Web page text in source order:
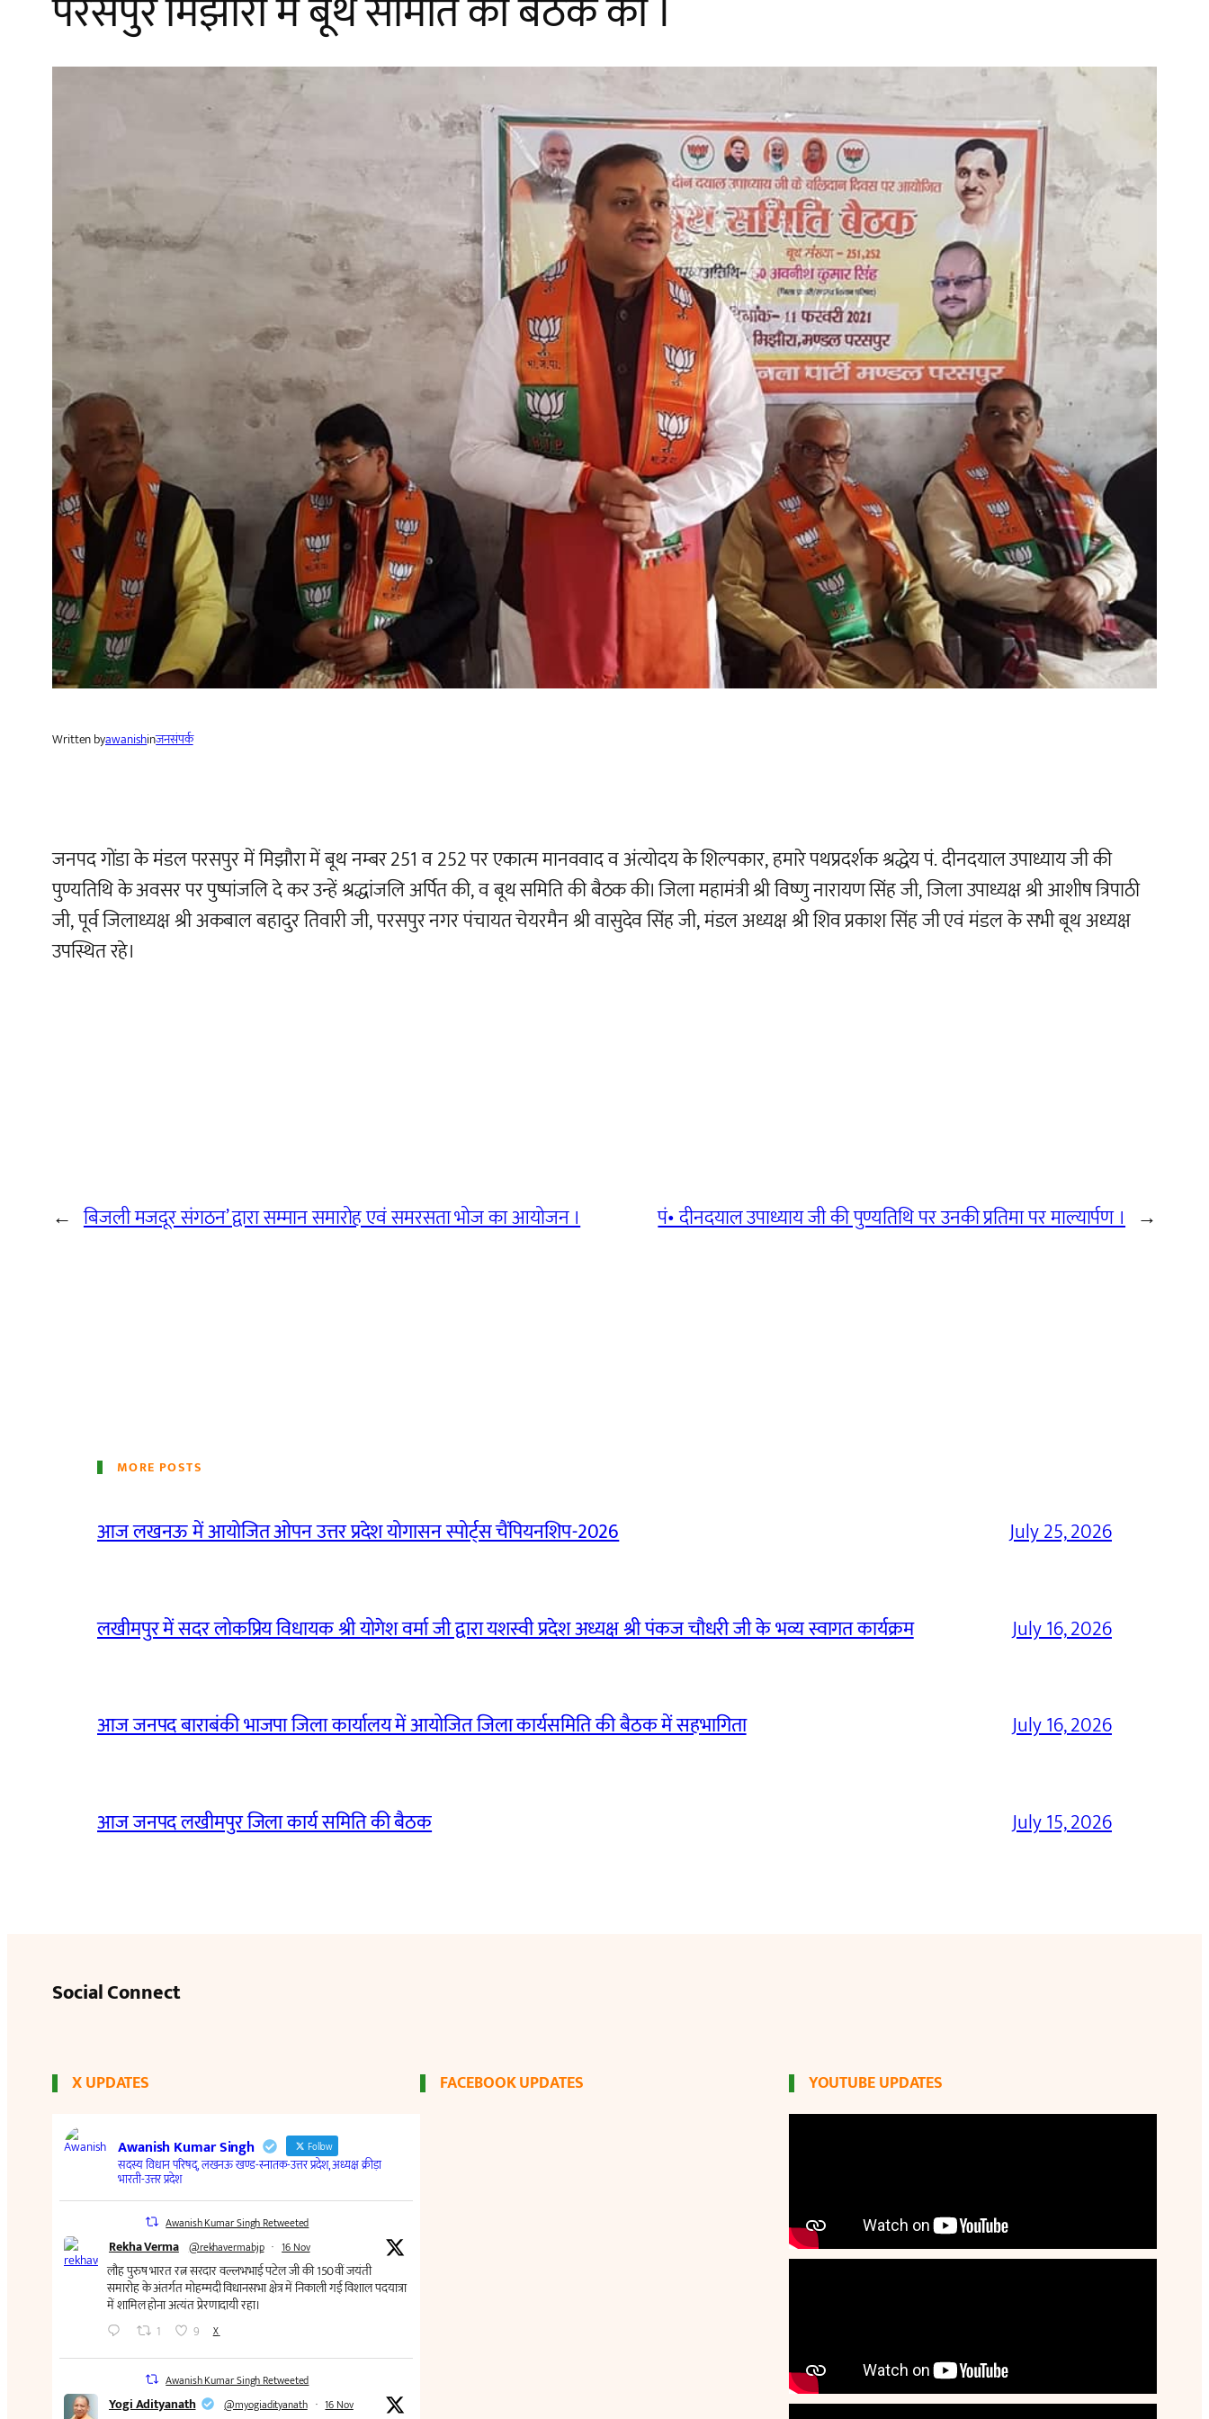
Written byawanishinजनसंपर्क
जनपद गोंडा के मंडल परसपुर में मिझौरा में बूथ नम्बर 251 व 252 पर एकात्म मानववाद व अंत्योदय के शिल्पकार, हमारे पथप्रदर्शक श्रद्धेय पं. दीनदयाल उपाध्याय जी की
पुण्यतिथि के अवसर पर पुष्पांजलि दे कर उन्हें श्रद्धांजलि अर्पित की, व बूथ समिति की बैठक की। जिला महामंत्री श्री विष्णु नारायण सिंह जी, जिला उपाध्यक्ष श्री आशीष त्रिपाठी
जी, पूर्व जिलाध्यक्ष श्री अकबाल बहादुर तिवारी जी, परसपुर नगर पंचायत चेयरमैन श्री वासुदेव सिंह जी, मंडल अध्यक्ष श्री शिव प्रकाश सिंह जी एवं मंडल के सभी बूथ अध्यक्ष
उपस्थित रहे।
← बिजली मजदूर संगठन’ द्वारा सम्मान समारोह एवं समरसता भोज का आयोजन । पं• दीनदयाल उपाध्याय जी की पुण्यतिथि पर उनकी प्रतिमा पर माल्यार्पण । →
MORE POSTS
आज लखनऊ में आयोजित ओपन उत्तर प्रदेश योगासन स्पोर्ट्स चैंपियनशिप-2026 July 25, 2026
लखीमपुर में सदर लोकप्रिय विधायक श्री योगेश वर्मा जी द्वारा यशस्वी प्रदेश अध्यक्ष श्री पंकज चौधरी जी के भव्य स्वागत कार्यक्रम July 16, 2026
आज जनपद बाराबंकी भाजपा जिला कार्यालय में आयोजित जिला कार्यसमिति की बैठक में सहभागिता July 16, 2026
आज जनपद लखीमपुर जिला कार्य समिति की बैठक July 15, 2026
Social Connect
X UPDATES FACEBOOK UPDATES YOUTUBE UPDATES